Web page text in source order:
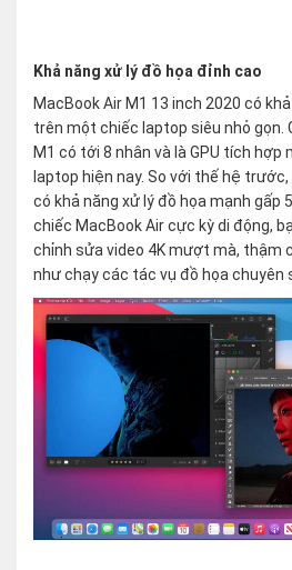
Khả năng xử lý đồ họa đỉnh cao
MacBook Air M1 13 inch 2020 có
trên một chiếc laptop siêu nhỏ gọn.
M1 có tới 8 nhân và là GPU tích hợp
laptop hiện nay. So với thế hệ
có khả năng xử lý đồ họa mạnh gấp
chiếc MacBook Air cực kỳ di động,
chỉnh sửa video 4K mượt mà, thậm
như chạy các tác vụ đồ họa chuyên